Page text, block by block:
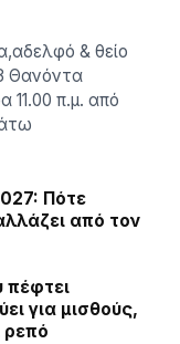
& θείο
11.00 π.μ. από
Πότε
από τον
πέφτει
για μισθούς,
ρεπό